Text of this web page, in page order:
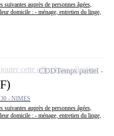
suivantes auprès de personnes âgées,
domicile : - ménage, entretien du linge,
30 - NIMES
suivantes auprès de personnes âgées,
domicile : - ménage, entretien du linge,
CDDTemps partiel
cette offre à ma sélection